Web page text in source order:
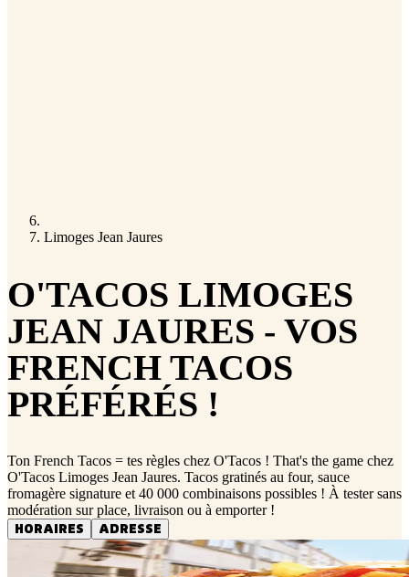
Limoges Jean Jaures
O'TACOS LIMOGES
JEAN JAURES - VOS
FRENCH TACOS
PRÉFÉRÉS !
Ton French Tacos = tes règles chez O'Tacos ! That's the game chez
O'Tacos Limoges Jean Jaures. Tacos gratinés au four, sauce
fromagère signature et 40 000 combinaisons possibles ! À tester sans
modération sur place, livraison ou à emporter !
HORAIRES
ADRESSE